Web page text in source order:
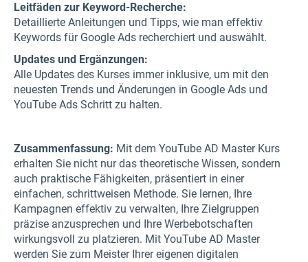
Leitfäden zur Keyword-Recherche:
Detaillierte Anleitungen und Tipps, wie man effektiv
Keywords für Google Ads recherchiert und auswählt.
Updates und Ergänzungen:
Alle Updates des Kurses immer inklusive, um mit den
neuesten Trends und Änderungen in Google Ads und
YouTube Ads Schritt zu halten.
Zusammenfassung: Mit dem YouTube AD Master Kurs
erhalten Sie nicht nur das theoretische Wissen, sondern
auch praktische Fähigkeiten, präsentiert in einer
einfachen, schrittweisen Methode. Sie lernen, Ihre
Kampagnen effektiv zu verwalten, Ihre Zielgruppen
präzise anzusprechen und Ihre Werbebotschaften
wirkungsvoll zu platzieren. Mit YouTube AD Master
werden Sie zum Meister Ihrer eigenen digitalen